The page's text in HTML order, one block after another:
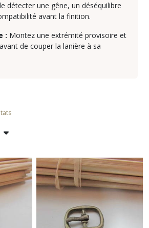
détecter une gêne, un déséquilibre
avant la finition.
: Montez une extrémité provisoire et
de couper la lanière à sa